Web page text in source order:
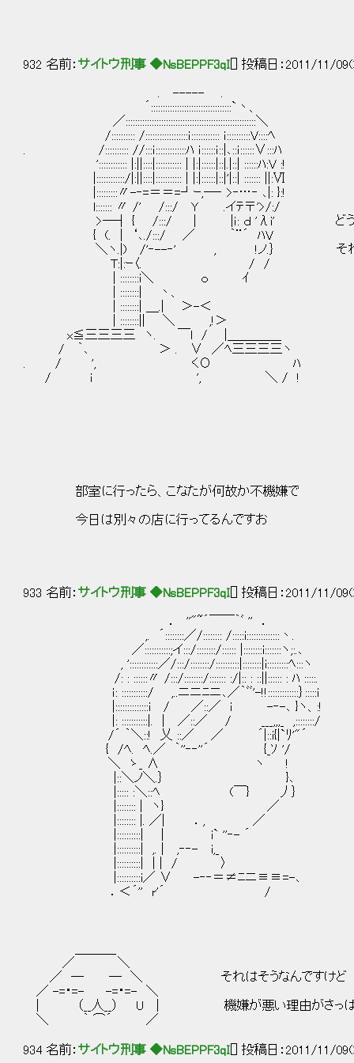
932 名前： サイトウ刑事 ◆NsBEPPF3qI [] 投稿日：2011/11/
. ----- .
´::::::::::::::::::::::::::::::::::`丶、
／:::::::::::::::::::::::::::::::::::::::::::::::::::::::＼
/:::::::::: /::::::::::::::::::ｉ:::::::::::: ｉ::::::::::V::::ﾍ
. /:::::::::: //:::ｉ:::::::::::::ﾊ ｉ::::::ｉ::|､::ｉ::::::∨:::ﾊ
':::::::::::: |:||::::|::::::::::: | |:|::::::|::|.|::| ::::::ﾊ:V :!
|::::::::::::/|:||::::|::::::::::: | |:|::::::|::|'|::| ::::::: ||:Ⅵ
|:::::::::〃-‐=＝＝=┘ｰ,―‐ >‐…‐ ､|: }:!
l::::::: 〃 /' /:::/ Y .イﾃ〒'>/:/
>―┤ { /:::/ | |ｉ: ｄ 'λi' どうした元
{ (. | ‘､./:::/ ／ ｀¨´ ﾊV
＼ヽ.|) /'‐--‐' , !ノ.｝ それにこなた
T:|:ｰ〈. / /
| ::::::::i＼ ｏ ｲ
| ::::::::| 丶、
| ::::::::| ＿.| ＞-＜
| ::::::::|| ＼ ,!＞
x≦三三三三 ヽ. ￣l / |＿＿＿＿_
/ ｀､ ＞ . ∨ ／ﾍ三三三三ヽ
. / ', くО ﾊ
/ i ', ＼ / !
部室に行ったら、こなたが何
今日は別々の店に行ってるんです
933 名前： サイトウ刑事 ◆NsBEPPF3qI [] 投稿日：2011/11/
． ''"~´￣￣｀ﾞ '' ．
,. ´::::::::／/:::::::: /:::::i::::::::::::::丶.
／:::::::::::;イ:::/::::::::/:::::: |::::::::i:::::::ヽ;:.､
, '::::::::::::／/:::/::::::::/::::::::::|::::::::|i:::::::::ﾍ:::ヽ
/: : ::::::〃 /:::/::::::::/::::::: :/|:: : ::||:::::: : ﾊ :::::.
ｉ: :::::::::::/ ,..ニニﾆニ､／｀ﾞﾞ'-!!:::::::::::::｝:::::i
|::::::::::::::i / ／::／ i -‐-､ }ヽ、:!
|: :::::::::::|. | ／::／ / ___,,,_ ,::::::::/ そ
/´ ｀＼::! 乂 ::／ ／ ´|::i{|`ﾘ'"´
{ /ﾍ. ﾍ.／ ｀''‐‐''´ {_ｿ '/ まあ人間なん
＼ ゝ_ ∧ ヽ !
|::＼ノ＼.｝ }
|::::: :＼::ﾍ (￣} 丿｝
|:::::::: | ヽ} ／
|:::::::: |. ／| ．, ／
|::::::::::| | i` ''‐- ´
|::::::::::| ,. | ,‐‐- i,_
|::::::::::| | | / 〉
|::::::::::i／ ∨ -‐‐＝≠ﾆニ≡≡=-､
．＜´'' r'´ /
／ ＼
／ ─ ─ ＼ それはそうなんですけど
／ -=・=- -=・=- ＼
| （__人__） U | 機嫌が悪い理由がさっぱ
＼ ｀ ⌒´ ／
934 名前： サイトウ刑事 ◆NsBEPPF3qI [] 投稿日：2011/11/